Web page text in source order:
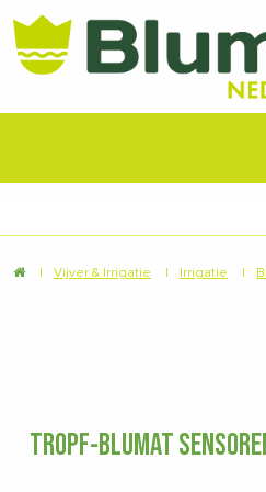
Vijver & Irrigatie Irrigatie
TROPF-BLUMAT